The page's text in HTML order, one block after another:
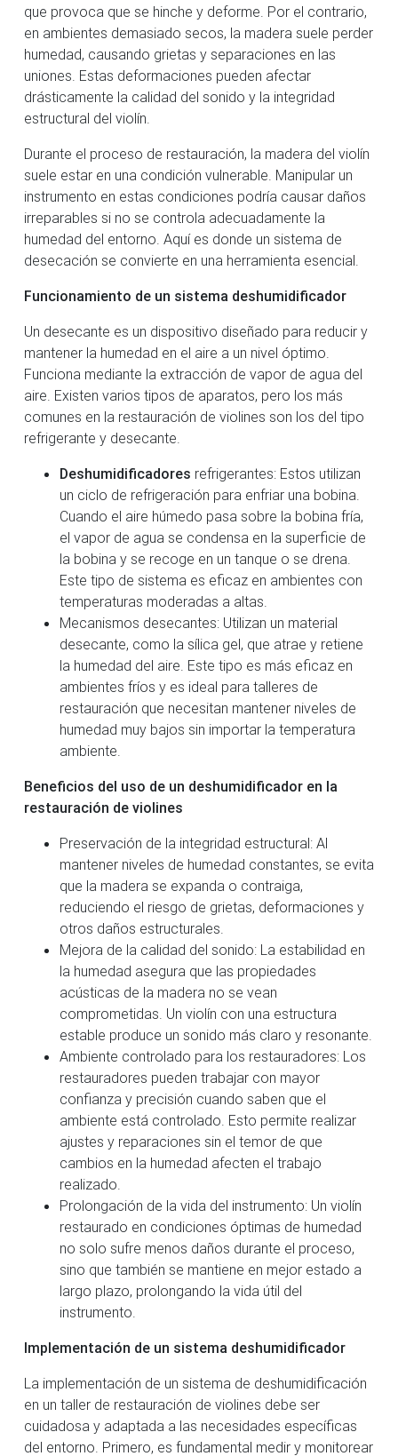
que provoca que se hinche y deforme. Por el contrario,
en ambientes demasiado secos, la madera suele perder
humedad, causando grietas y separaciones en las
uniones. Estas deformaciones pueden afectar
drásticamente la calidad del sonido y la integridad
estructural del violín.
Durante el proceso de restauración, la madera del violín
suele estar en una condición vulnerable. Manipular un
instrumento en estas condiciones podría causar daños
irreparables si no se controla adecuadamente la
humedad del entorno. Aquí es donde un sistema de
desecación se convierte en una herramienta esencial.
Funcionamiento de un sistema deshumidificador
Un desecante es un dispositivo diseñado para reducir y
mantener la humedad en el aire a un nivel óptimo.
Funciona mediante la extracción de vapor de agua del
aire. Existen varios tipos de aparatos, pero los más
comunes en la restauración de violines son los del tipo
refrigerante y desecante.
Deshumidificadores refrigerantes: Estos utilizan
un ciclo de refrigeración para enfriar una bobina.
Cuando el aire húmedo pasa sobre la bobina fría,
el vapor de agua se condensa en la superficie de
la bobina y se recoge en un tanque o se drena.
Este tipo de sistema es eficaz en ambientes con
temperaturas moderadas a altas.
Mecanismos desecantes: Utilizan un material
desecante, como la sílica gel, que atrae y retiene
la humedad del aire. Este tipo es más eficaz en
ambientes fríos y es ideal para talleres de
restauración que necesitan mantener niveles de
humedad muy bajos sin importar la temperatura
ambiente.
Beneficios del uso de un deshumidificador en la
restauración de violines
Preservación de la integridad estructural: Al
mantener niveles de humedad constantes, se evita
que la madera se expanda o contraiga,
reduciendo el riesgo de grietas, deformaciones y
otros daños estructurales.
Mejora de la calidad del sonido: La estabilidad en
la humedad asegura que las propiedades
acústicas de la madera no se vean
comprometidas. Un violín con una estructura
estable produce un sonido más claro y resonante.
Ambiente controlado para los restauradores: Los
restauradores pueden trabajar con mayor
confianza y precisión cuando saben que el
ambiente está controlado. Esto permite realizar
ajustes y reparaciones sin el temor de que
cambios en la humedad afecten el trabajo
realizado.
Prolongación de la vida del instrumento: Un violín
restaurado en condiciones óptimas de humedad
no solo sufre menos daños durante el proceso,
sino que también se mantiene en mejor estado a
largo plazo, prolongando la vida útil del
instrumento.
Implementación de un sistema deshumidificador
La implementación de un sistema de deshumidificación
en un taller de restauración de violines debe ser
cuidadosa y adaptada a las necesidades específicas
del entorno. Primero, es fundamental medir y monitorear